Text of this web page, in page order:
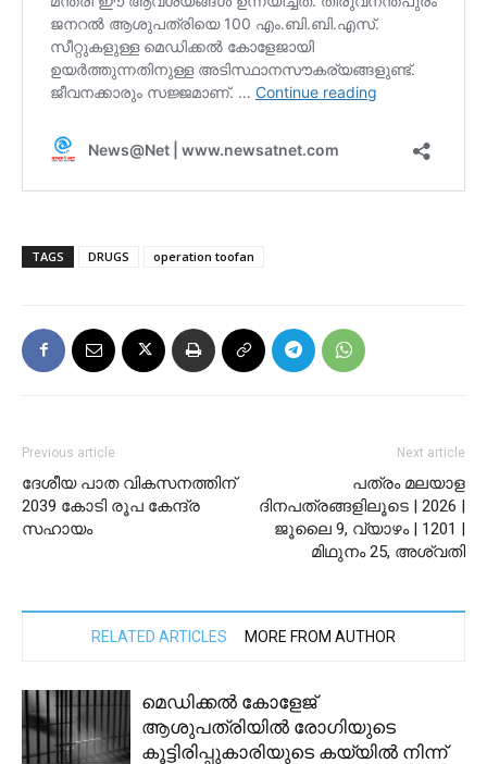
TAGS DRUGS operation toofan
Previous article
ദേശീയ പാത വികസനത്തിന്‌
2039 കോടി രൂപ കേന്ദ്ര
സഹായം
Next article
പത്രം മലയാള
ദിനപത്രങ്ങളിലൂടെ | 2026 |
ജൂലൈ 9, വ്യാഴം | 1201 |
മിഥുനം 25, അശ്വതി
RELATED ARTICLES MORE FROM AUTHOR
മെഡിക്കൽ കോളേജ്
ആശുപത്രിയിൽ രോഗിയുടെ
കൂട്ടിരിപ്പുകാരിയുടെ കയ്യിൽ നിന്ന്